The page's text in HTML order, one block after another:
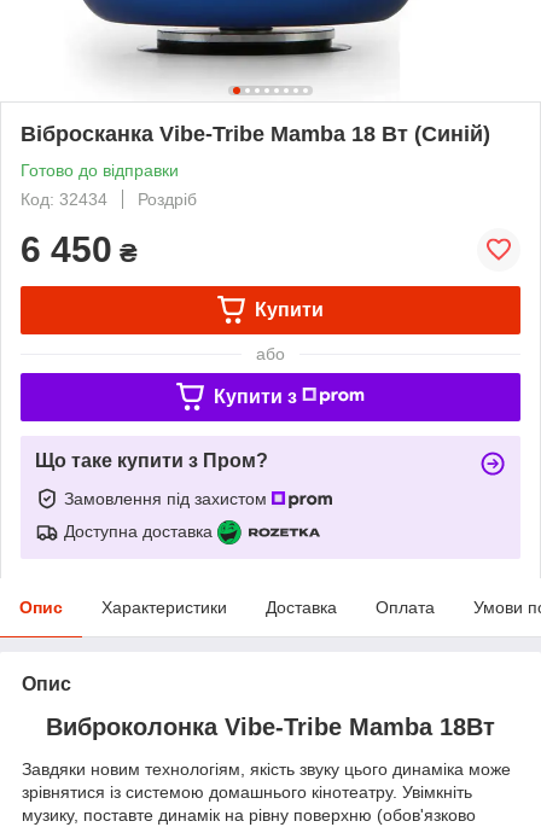
Вібросканка Vibe-Tribe Mamba 18 Вт (Синій)
Готово до відправки
Код: 32434
Роздріб
6 450 ₴
Купити
або
Купити з
Що таке купити з Пром?
Замовлення під захистом
Доступна доставка
Опис Характеристики Доставка Оплата Умови
Опис
Виброколонка Vibe-Tribe Mamba 18Вт
Завдяки новим технологіям, якість звуку цього динаміка може
зрівнятися із системою домашнього кінотеатру. Увімкніть
музику, поставте динамік на рівну поверхню (обов'язково